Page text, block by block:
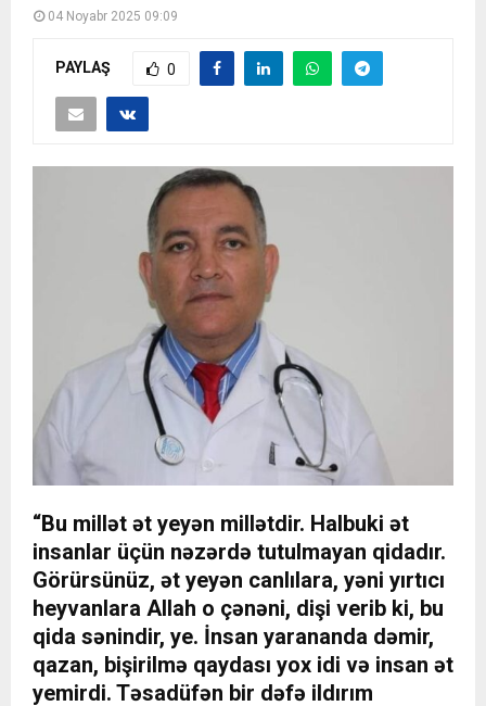
04 Noyabr 2025 09:09
PAYLAŞ 0
“Bu millət ət yeyən millətdir. Halbuki ət
insanlar üçün nəzərdə tutulmayan qidadır.
Görürsünüz, ət yeyən canlılara, yəni yırtıcı
heyvanlara Allah o çənəni, dişi verib ki, bu
qida sənindir, ye. İnsan yarananda dəmir,
qazan, bişirilmə qaydası yox idi və insan ət
yemirdi. Təsadüfən bir dəfə ildırım